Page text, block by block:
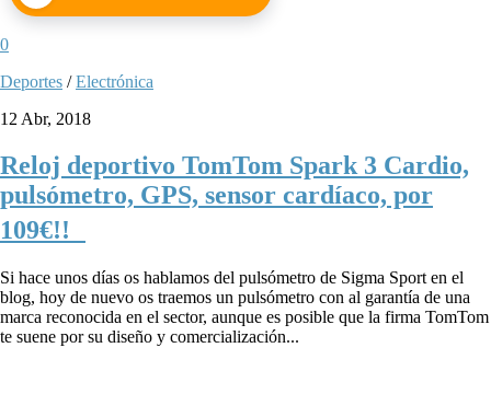
0
Deportes /Electrónica
12 Abr, 2018
Reloj deportivo TomTom Spark 3 Cardio,
pulsómetro, GPS, sensor cardíaco, por
109€!!
Si hace unos días os hablamos del pulsómetro de Sigma Sport en el
blog, hoy de nuevo os traemos un pulsómetro con al garantía de una
marca reconocida en el sector, aunque es posible que la firma TomTom
te suene por su diseño y comercialización...